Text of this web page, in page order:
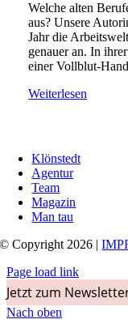
Welche alten
aus? Unsere
Jahr die
genauer an. In
einer Vollblut-
Weiterlesen
Klönstedt
Agentur
Team
Magazin
Man tau
© Copyright 2026 |
Page load link
Jetzt zum
Nach oben